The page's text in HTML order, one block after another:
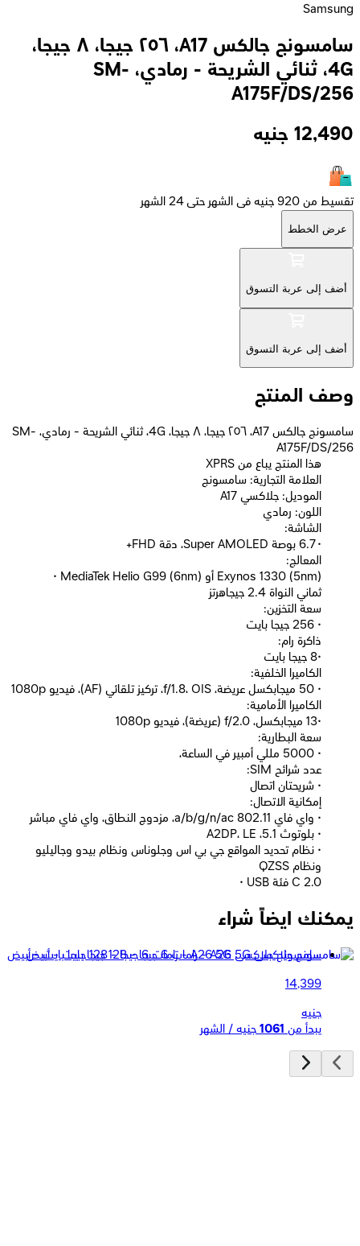
Samsung
سامسونج جالكس A17، ٢٥٦ جيجا، ٨ جيجا،
4G، ثنائي الشريحة - رمادي، SM-
A175F/DS/256
12,490 جنيه
تقسيط من 920 جنيه فى الشهر حتى 24 الشهر
عرض الخطط
أضف إلى عربة التسوق
أضف إلى عربة التسوق
وصف المنتج
سامسونج جالكس A17، ٢٥٦ جيجا، ٨ جيجا، 4G، ثنائي الشريحة - رمادي، SM-
A175F/DS/256
XPRS هذا المنتج يباع من
العلامة التجارية: سامسونج
الموديل: جلاكسي A17
اللون: رمادي
الشاشة:
• 6.7 بوصة Super AMOLED، دقة FHD+
المعالج:
• MediaTek Helio G99 (6nm) أو Exynos 1330 (5nm)
ثماني النواة 2.4 جيجاهرتز
سعة التخزين:
• 256 جيجا بايت
ذاكرة رام:
•8 جيجا بايت
الكاميرا الخلفية:
• 50 ميجابكسل عريضة، f/1.8، OIS، تركيز تلقائي (AF)، فيديو 1080p
الكاميرا الأمامية:
•13 ميجابكسل، f/2.0 (عريضة)، فيديو 1080p
سعة البطارية:
• 5000 مللي أمبير في الساعة،
عدد شرائح SIM:
• شريحتان اتصال
إمكانية الاتصال:
• واي فاي 802.11 a/b/g/n/ac، مزدوج النطاق، واي فاي مباشر
• بلوتوث 5.1، A2DP، LE
• نظام تحديد المواقع جي بي اس وجلوناس ونظام بيدو وجاليليو
ونظام QZSS
• USB فئة C 2.0
يمكنك ايضاً شراء
سامسونج جلاكسى A26 5G - رامات 6 جيجا - 128 جيجا بايت - أبيض
14,399
جنيه
يبدأ من 1061 جنيه / الشهر